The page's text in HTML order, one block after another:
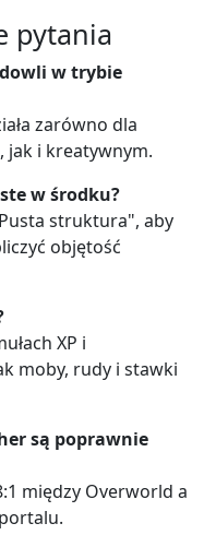
pytania
w trybie
zarówno dla
jak i kreatywnym.
w środku?
struktura", aby
objętość
XP i
moby, rudy i stawki
są poprawnie
między Overworld a